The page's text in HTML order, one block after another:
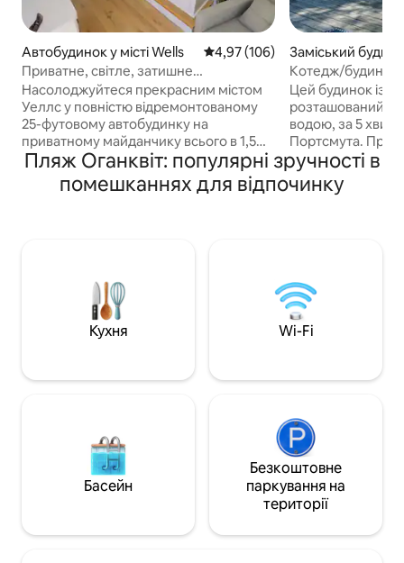
Автобудинок у місті Wells Середня оцінка: 4,97 з 5,
4,97 (106)
Приватне, світле, затишне
помешкання неподалік від пляжів
Насолоджуйтеся прекрасним містом
Уеллс у повністю відремонтованому
25-футовому автобудинку на
приватному майданчику всього в 1,5
милі від пляжу Огункіт і в пішій
доступності від зупинки тролейбуса.
Розташоване на затишній,
size, крісло для відпочинку та
розкладний обідній стіл для більшої
кількості гостей або дітей! Для
модернізований з урахуванням усіх
Заміський
Eliot
Котедж/
русалка»
Цей будинок із 2
розташований в
водою, за 5
Портсмута.
смажте на грилі
власним
штату Мен,
нещодавно
помешканням з
кожної кімнати та вікна,
обладнані
кухня має
Пляж Оганквіт: популярні зручності в
помешканнях для відпочинку
Кухня Wi-Fi
Басейн
Безкоштовне
паркування на
території